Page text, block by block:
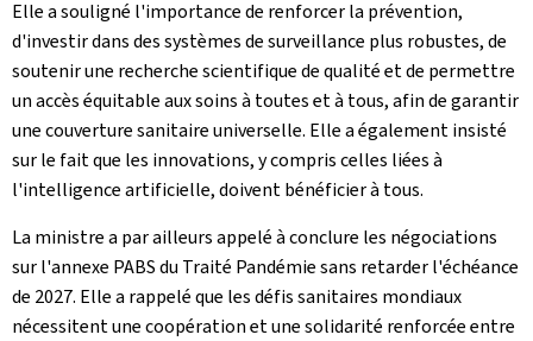
Elle a souligné l'importance de renforcer la prévention,
d'investir dans des systèmes de surveillance plus robustes, de
soutenir une recherche scientifique de qualité et de permettre
un accès équitable aux soins à toutes et à tous, afin de garantir
une couverture sanitaire universelle. Elle a également insisté
sur le fait que les innovations, y compris celles liées à
l'intelligence artificielle, doivent bénéficier à tous.
La ministre a par ailleurs appelé à conclure les négociations
sur l'annexe PABS du Traité Pandémie sans retarder l'échéance
de 2027. Elle a rappelé que les défis sanitaires mondiaux
nécessitent une coopération et une solidarité renforcée entre